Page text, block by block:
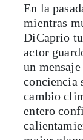
En la
mientras
DiCaprio
actor
un
conciencia
cambio
entero